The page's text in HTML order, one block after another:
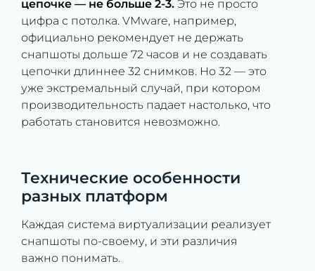
цепочке — не больше 2-3. Это не просто
цифра с потолка. VMware, например,
официально рекомендует не держать
снапшоты дольше 72 часов и не создавать
цепочки длиннее 32 снимков. Но 32 — это
уже экстремальный случай, при котором
производительность падает настолько, что
работать становится невозможно.
Технические особенности
разных платформ
Каждая система виртуализации реализует
снапшоты по-своему, и эти различия
важно понимать.